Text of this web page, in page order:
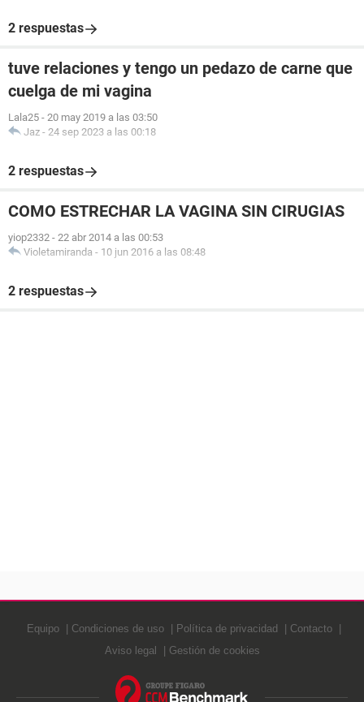
2 respuestas
tuve relaciones y tengo un pedazo de carne que
cuelga de mi vagina
Lala25 - 20 may 2019 a las 03:50
Jaz - 24 sep 2023 a las 00:18
2 respuestas
COMO ESTRECHAR LA VAGINA SIN CIRUGIAS
yiop2332 - 22 abr 2014 a las 00:53
Violetamiranda - 10 jun 2016 a las 08:48
2 respuestas
Equipo Condiciones de uso Política de privacidad
Contacto
Aviso legal
Gestión de cookies